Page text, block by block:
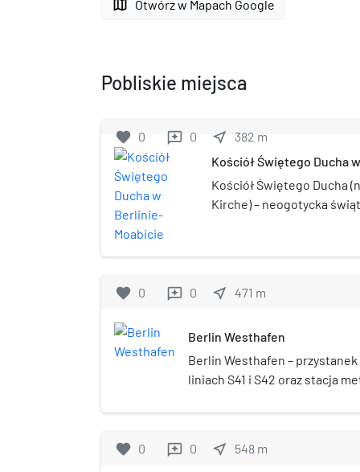
map Otwórz w Mapach Google
Pobliskie miejsca
favorite 0 reviews 0 near_me 382 m
Kościół Świętego Ducha
Kościół Świętego Ducha
Kirche) – neogotycka
favorite 0 reviews 0 near_me 471 m
Berlin Westhafen
Berlin Westhafen –
liniach S41 i S42 oraz stacja
Stacja została otwarta w 1897.
favorite 0 reviews 0 near_me 548 m